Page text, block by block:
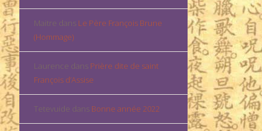
Maitre dans Le Père François Brune
(Hommage)
Laurence dans Prière dite de saint
François d’Assise
Tetevuide dans Bonne année 2022